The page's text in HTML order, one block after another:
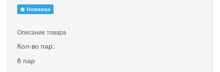
Новинка
Описание товара
Кол-во пар:
8 пар